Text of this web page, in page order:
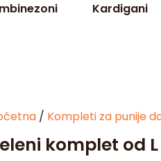
Kardigani
/ Kompleti za punije
komplet od